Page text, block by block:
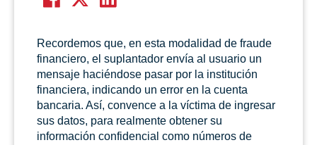
Recordemos que, en esta modalidad de fraude
financiero, el suplantador envía al usuario un
mensaje haciéndose pasar por la institución
financiera, indicando un error en la cuenta
bancaria. Así, convence a la víctima de ingresar
sus datos, para realmente obtener su
información confidencial como números de